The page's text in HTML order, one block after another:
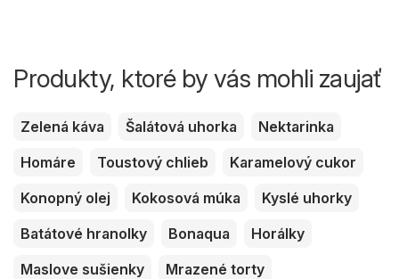
Produkty, ktoré by vás mohli zaujať
Zelená káva Šalátová uhorka
Nektarinka
Homáre
Toustový chlieb
Karamelový cukor
Konopný olej
Kokosová múka
Kyslé uhorky
Batátové hranolky
Bonaqua
Horálky
Maslove sušienky
Mrazené torty